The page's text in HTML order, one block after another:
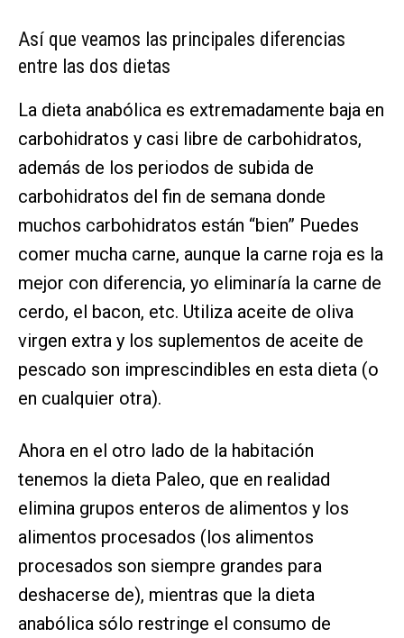
Así que veamos las principales diferencias
entre las dos dietas
La dieta anabólica es extremadamente baja en
carbohidratos y casi libre de carbohidratos,
además de los periodos de subida de
carbohidratos del fin de semana donde
muchos carbohidratos están “bien” Puedes
comer mucha carne, aunque la carne roja es la
mejor con diferencia, yo eliminaría la carne de
cerdo, el bacon, etc. Utiliza aceite de oliva
virgen extra y los suplementos de aceite de
pescado son imprescindibles en esta dieta (o
en cualquier otra).
Ahora en el otro lado de la habitación
tenemos la dieta Paleo, que en realidad
elimina grupos enteros de alimentos y los
alimentos procesados (los alimentos
procesados son siempre grandes para
deshacerse de), mientras que la dieta
anabólica sólo restringe el consumo de